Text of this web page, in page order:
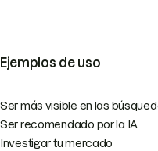
Ejemplos de uso
Ser más visible en las
Ser recomendado por la IA
Investigar tu mercado